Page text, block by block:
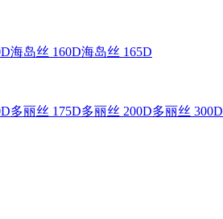
海岛丝 160D海岛丝 165D
多丽丝 175D多丽丝 200D多丽丝 300D